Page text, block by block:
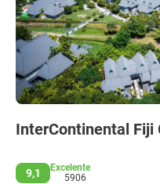
InterContinental Fiji
9,1
Excelente
5906